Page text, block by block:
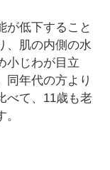
が低下すること
、肌の内側の水
小じわが目立
同年代の方より
べて、11歳も老